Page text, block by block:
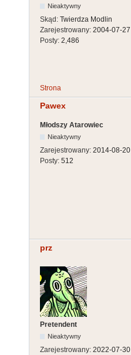
Nieaktywny
Skąd: Twierdza Modlin
Zarejestrowany: 2004-07-27
Posty: 2,486
Strona
Pawex
Młodszy Atarowiec
Nieaktywny
Zarejestrowany: 2014-08-20
Posty: 512
prz
Pretendent
Nieaktywny
Zarejestrowany: 2022-07-30